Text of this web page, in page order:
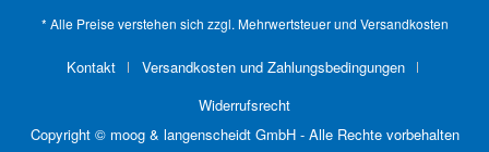
* Alle Preise verstehen sich zzgl. Mehrwertsteuer und Versandkosten
Kontakt
Versandkosten und Zahlungsbedingungen
Widerrufsrecht
Copyright © moog & langenscheidt GmbH - Alle Rechte vorbehalten